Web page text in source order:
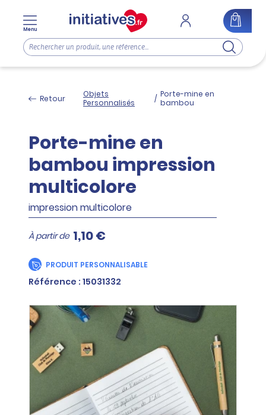
Menu
Retour
Objets
Personnalisés
/ Porte-mine en
bambou
Porte-mine en
bambou impression
multicolore
impression multicolore
À partir de 1,10 €
PRODUIT PERSONNALISABLE
Référence : 15031332